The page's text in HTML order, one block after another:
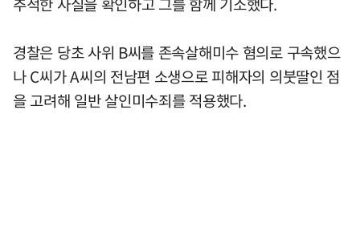
경찰은 당초 사위 B씨를 존속살해미수 혐의로 구속했으
나 C씨가 A씨의 전남편 소생으로 피해자의 의붓딸인 점
을 고려해 일반 살인미수죄를 적용했다.